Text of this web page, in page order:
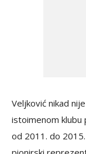
Veljković nikad
istoimenom klubu
od 2011. do